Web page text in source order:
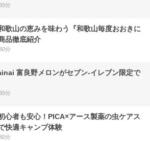
分
歌山の恵みを味わう『和歌山毎度おおきに
品徹底紹介
分
富良野メロンがセブン‐イレブン限定で
分
心者も安心！PICA×アース製薬の虫ケアス
快適キャンプ体験
分